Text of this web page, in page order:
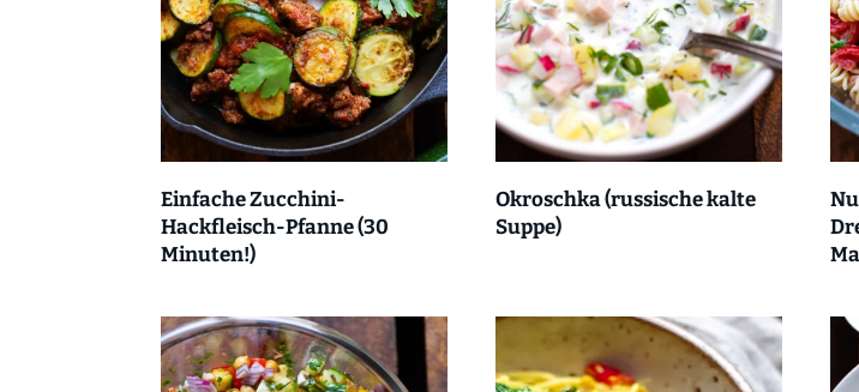
Einfache Zucchini-
Hackfleisch-Pfanne (30
Minuten!)
Okroschka (russische kalte
Suppe)